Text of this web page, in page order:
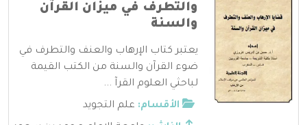
والتطرف في ميزان القرآن
والسنة
يعتبر كتاب الإرهاب والعنف والتطرف في
ضوء القرآن والسنة من الكتب القيمة
لباحثي العلوم القرآ ...
الأقسام: علم التجويد